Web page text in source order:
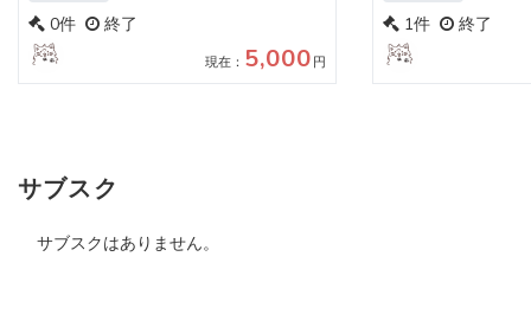
0件 終了
現在： 5,000 円
1件 終了
サブスク
サブスクはありません。